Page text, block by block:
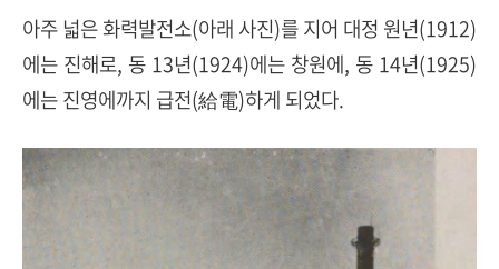
아주 넓은 화력발전소(아래 사진)를 지어 대정 원년(1912)
에는 진해로, 동 13년(1924)에는 창원에, 동 14년(1925)
에는 진영에까지 급전(給電)하게 되었다.